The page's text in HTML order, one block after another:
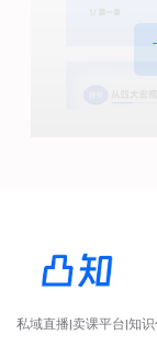
私域直播|卖课平台|知